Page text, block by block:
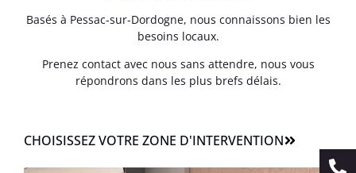
Basés à Pessac-sur-Dordogne, nous connaissons bien les
besoins locaux.
Prenez contact avec nous sans attendre, nous vous
répondrons dans les plus brefs délais.
CHOISISSEZ VOTRE ZONE D'INTERVENTION